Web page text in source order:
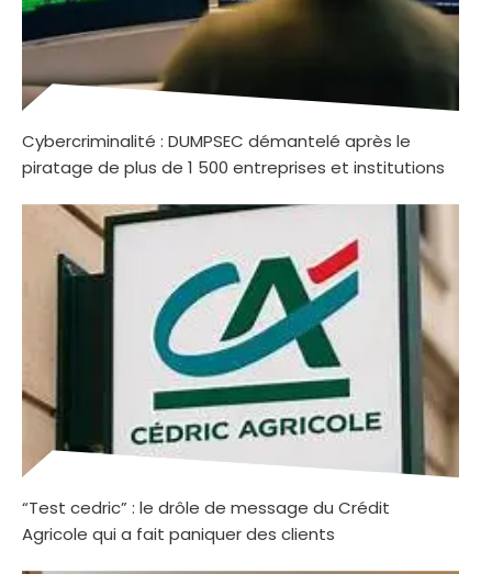
Cybercriminalité : DUMPSEC démantelé après le
piratage de plus de 1 500 entreprises et institutions
“Test cedric” : le drôle de message du Crédit
Agricole qui a fait paniquer des clients